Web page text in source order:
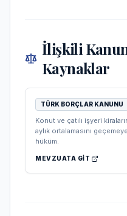
İlişkili
Kaynaklar
TÜRK BORÇLAR KANUNU
Konut ve çatılı işyeri
aylık ortalamasını
hüküm.
MEVZUATA GIT